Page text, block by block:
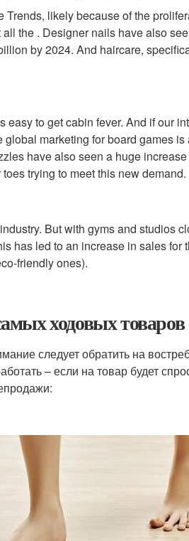
likely because of the
the . Designer nails have also
by 2024. And haircare,
to get cabin fever. And if our
marketing for board games
have also seen a huge
trying to meet this new demand.
But with gyms and studios
has led to an increase in sales for
friendly ones).
ходовых товаров
следует обратить на
– если на товар будет